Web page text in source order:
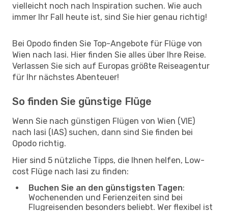
vielleicht noch nach Inspiration suchen. Wie auch
immer Ihr Fall heute ist, sind Sie hier genau richtig!
Bei Opodo finden Sie Top-Angebote für Flüge von
Wien nach Iasi. Hier finden Sie alles über Ihre Reise.
Verlassen Sie sich auf Europas größte Reiseagentur
für Ihr nächstes Abenteuer!
So finden Sie günstige Flüge
Wenn Sie nach günstigen Flügen von Wien (VIE)
nach Iasi (IAS) suchen, dann sind Sie finden bei
Opodo richtig.
Hier sind 5 nützliche Tipps, die Ihnen helfen, Low-
cost Flüge nach Iasi zu finden:
Buchen Sie an den günstigsten Tagen:
Wochenenden und Ferienzeiten sind bei
Flugreisenden besonders beliebt. Wer flexibel ist